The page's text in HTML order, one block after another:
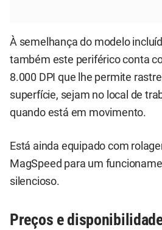
À semelhança do modelo
também este periférico conta
8.000 DPI que lhe permite
superfície, sejam no local de
quando está em movimento.
Está ainda equipado com
MagSpeed para um
silencioso.
Preços e